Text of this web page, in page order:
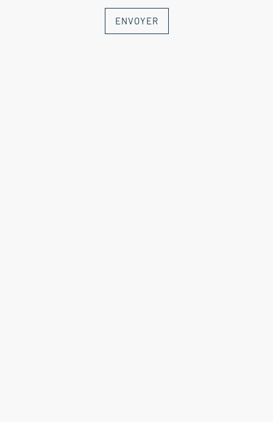
Saint-Rémy de Provence - Maillane
ENVOYER